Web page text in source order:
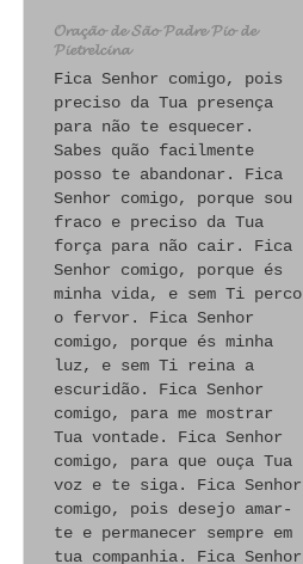
𝓞𝓻𝓪𝓬̧𝓪̃𝓸 𝓭𝓮 𝓢𝓪̃𝓸 𝓟𝓪𝓭𝓻𝓮 𝓟𝓲𝓸 𝓭𝓮
𝓟𝓲𝓮𝓽𝓻𝓮𝓵𝓬𝓲𝓷𝓪
Fica Senhor comigo, pois
preciso da Tua presença
para não te esquecer.
Sabes quão facilmente
posso te abandonar. Fica
Senhor comigo, porque sou
fraco e preciso da Tua
força para não cair. Fica
Senhor comigo, porque és
minha vida, e sem Ti perco
o fervor. Fica Senhor
comigo, porque és minha
luz, e sem Ti reina a
escuridão. Fica Senhor
comigo, para me mostrar
Tua vontade. Fica Senhor
comigo, para que ouça Tua
voz e te siga. Fica Senhor
comigo, pois desejo amar-
te e permanecer sempre em
tua companhia. Fica Senhor